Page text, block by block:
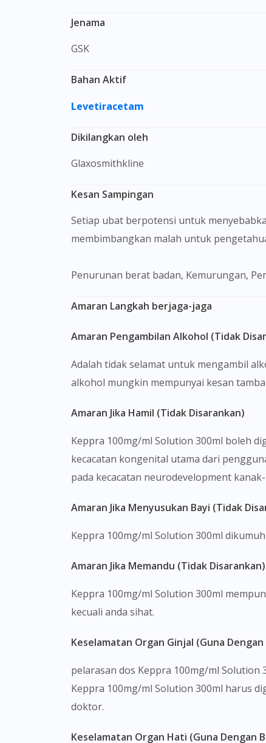
Jenama
GSK
Bahan Aktif
Levetiracetam
Dikilangkan oleh
Glaxosmithkline
Kesan Sampingan
Setiap ubat berpotensi untuk
membimbangkan malah untuk
penurunan berat badan, Kemurungan,
Amaran Langkah berjaga-jaga
Amaran Pengambilan Alkohol (Tidak
Adalah tidak selamat untuk mengambil
alkohol mungkin mempunyai kesan
Amaran Jika Hamil (Tidak Disarankan)
Keppra 100mg/ml Solution 300ml boleh
kecacatan kongenital utama dari
pada kecacatan neurodevelopment
Amaran Jika Menyusukan Bayi (Tidak
Keppra 100mg/ml Solution 300ml
Amaran Jika Memandu (Tidak Disarankan)
Keppra 100mg/ml Solution 300ml
kecuali anda sihat.
Keselamatan Organ Ginjal (Guna
pelarasan dos Keppra 100mg/ml
Keppra 100mg/ml Solution 300ml harus
doktor.
Keselamatan Organ Hati (Guna Dengan